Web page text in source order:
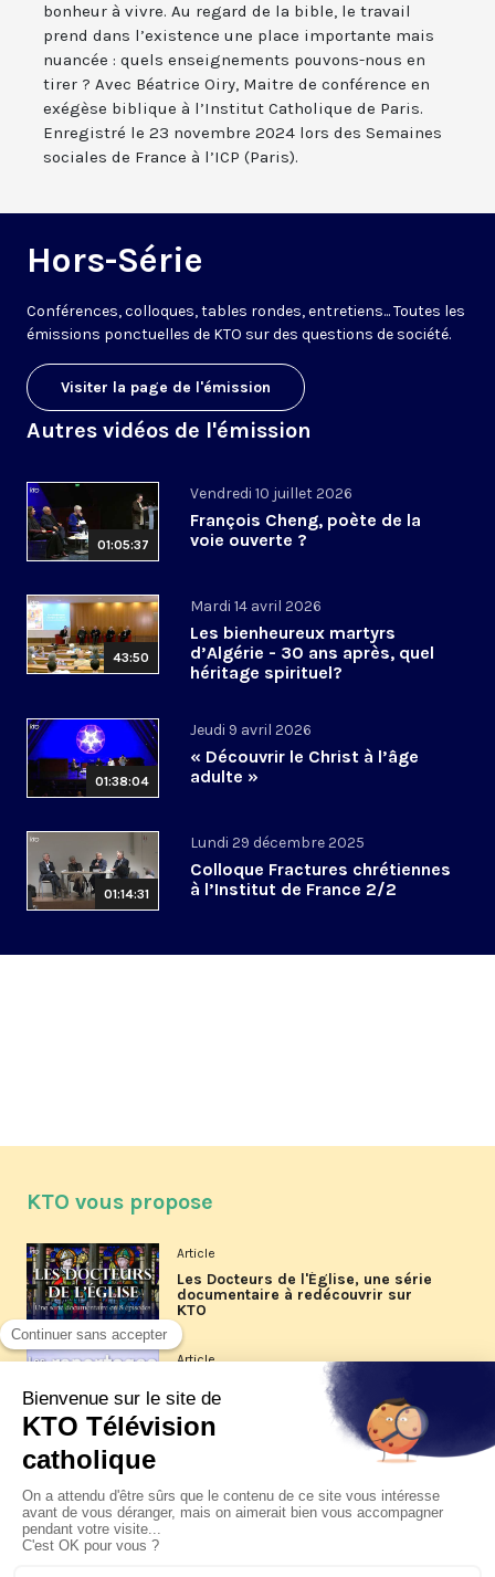
bonheur à vivre. Au regard de la bible, le travail
prend dans l’existence une place importante mais
nuancée : quels enseignements pouvons-nous en
tirer ? Avec Béatrice Oiry, Maitre de conférence en
exégèse biblique à l’Institut Catholique de Paris.
Enregistré le 23 novembre 2024 lors des Semaines
sociales de France à l’ICP (Paris).
Hors-Série
Conférences, colloques, tables rondes, entretiens... Toutes les
émissions ponctuelles de KTO sur des questions de société.
Visiter la page de l'émission
Autres vidéos de l'émission
01:05:37
Vendredi 10 juillet 2026
François Cheng, poète de la
voie ouverte ?
43:50
Mardi 14 avril 2026
Les bienheureux martyrs
d’Algérie - 30 ans après, quel
héritage spirituel?
01:38:04
Jeudi 9 avril 2026
« Découvrir le Christ à l’âge
adulte »
01:14:31
Lundi 29 décembre 2025
Colloque Fractures chrétiennes
à l’Institut de France 2/2
KTO vous propose
Article
Les Docteurs de l'Église, une série
documentaire à redécouvrir sur
KTO
Article
Les reportages d'été 2026 de KTO
La visite pastorale du pape Léon
XIV à Assise à suivre sur KTO le
jeudi 6 août